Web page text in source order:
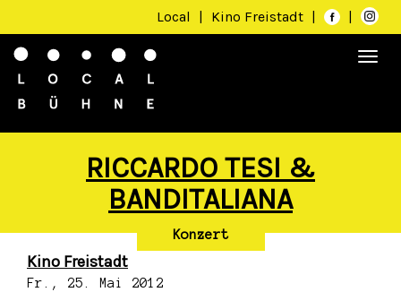
Local | Kino Freistadt | |
RICCARDO TESI &
BANDITALIANA
Konzert
Kino Freistadt
Fr., 25. Mai 2012